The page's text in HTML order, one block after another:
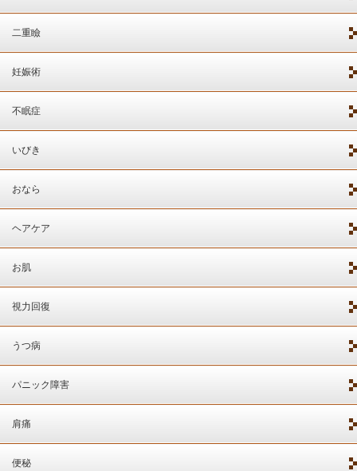
二重瞼
妊娠術
不眠症
いびき
おなら
ヘアケア
お肌
視力回復
うつ病
パニック障害
肩痛
便秘